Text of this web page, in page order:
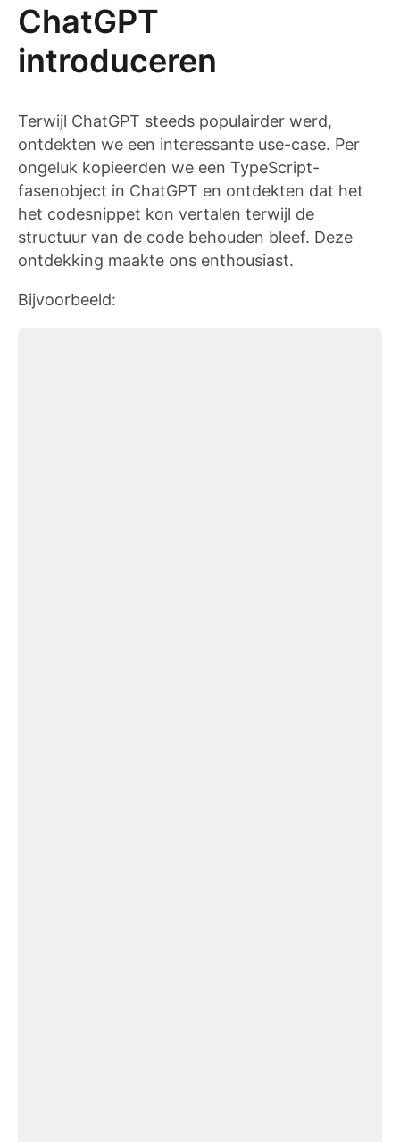
ChatGPT
introduceren
Terwijl ChatGPT steeds populairder werd,
ontdekten we een interessante use-case. Per
ongeluk kopieerden we een TypeScript-
fasenobject in ChatGPT en ontdekten dat het
het codesnippet kon vertalen terwijl de
structuur van de code behouden bleef. Deze
ontdekking maakte ons enthousiast.
Bijvoorbeeld: